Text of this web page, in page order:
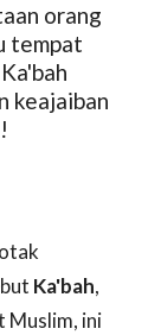
orang
tempat
keajaiban
Ka'bah,
Muslim, ini